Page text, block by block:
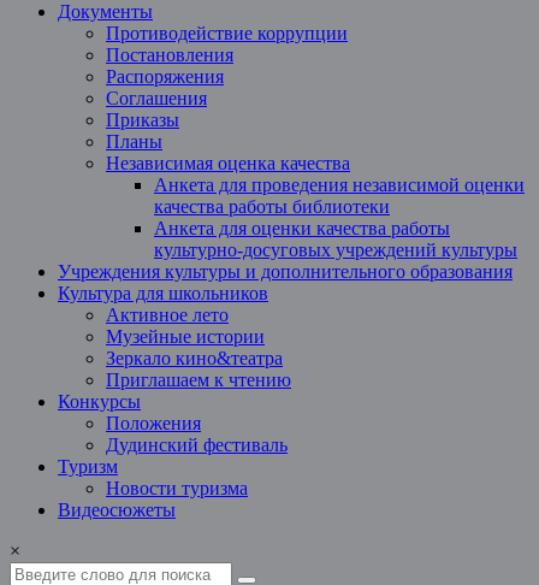
Документы
Противодействие коррупции
Постановления
Распоряжения
Соглашения
Приказы
Планы
Независимая оценка качества
Анкета для проведения независимой оценки
качества работы библиотеки
Анкета для оценки качества работы
культурно-досуговых учреждений культуры
Учреждения культуры и дополнительного образования
Культура для школьников
Активное лето
Музейные истории
Зеркало кино&театра
Приглашаем к чтению
Конкурсы
Положения
Дудинский фестиваль
Туризм
Новости туризма
Видеосюжеты
×